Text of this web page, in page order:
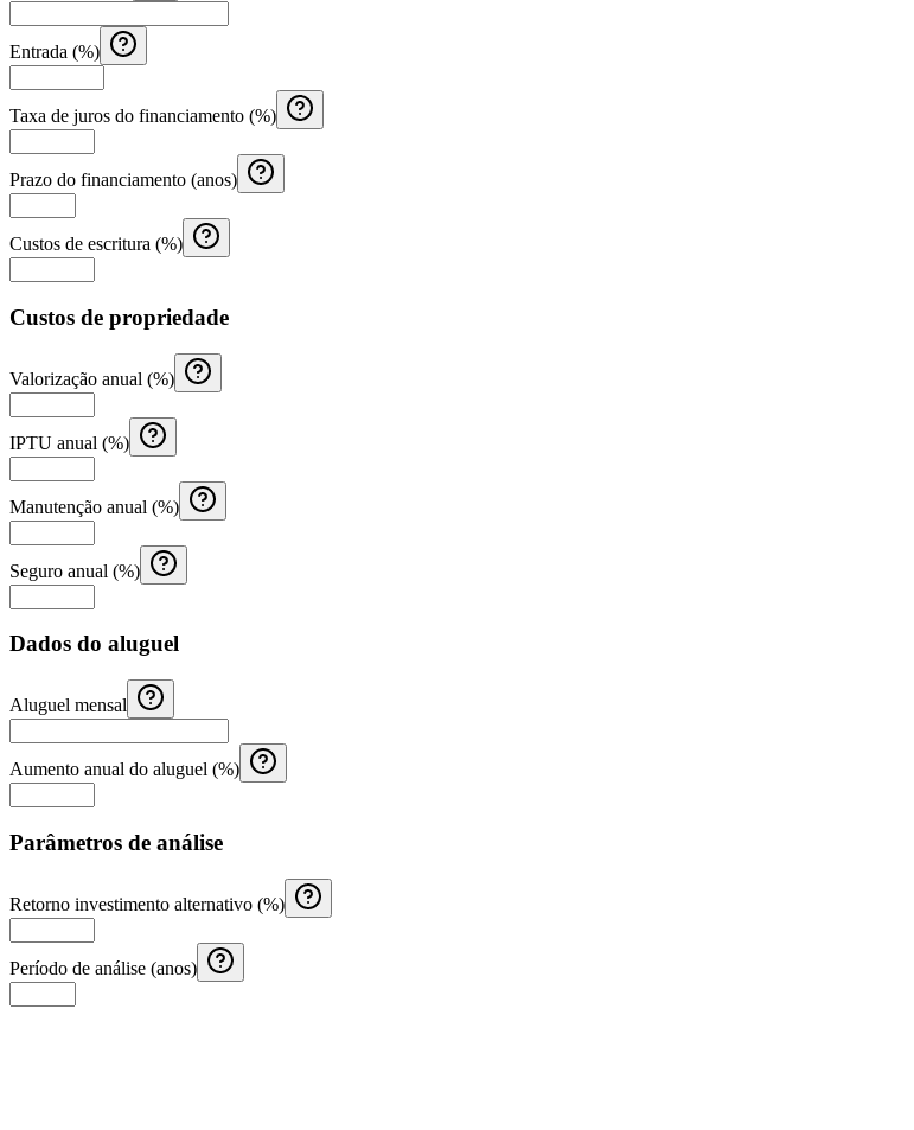
Entrada (%)
Taxa de juros do financiamento (%)
Prazo do financiamento (anos)
Custos de escritura (%)
Custos de propriedade
Valorização anual (%)
IPTU anual (%)
Manutenção anual (%)
Seguro anual (%)
Dados do aluguel
Aluguel mensal
Aumento anual do aluguel (%)
Parâmetros de análise
Retorno investimento alternativo (%)
Período de análise (anos)